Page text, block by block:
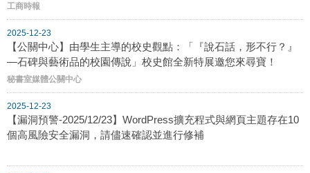
工商時報
2025-12-23
【公關中心】由學生主導的校史觀點：「『說石話，形不行？』
—石碑與藝術品的校園傳說」校史館全新特展邀您來尋寶！
秘書室媒體公關中心
2025-12-23
【漏洞預警-2025/12/23】WordPress擴充程式與網頁主題存在10
個高風險安全漏洞，請儘速確認並進行修補